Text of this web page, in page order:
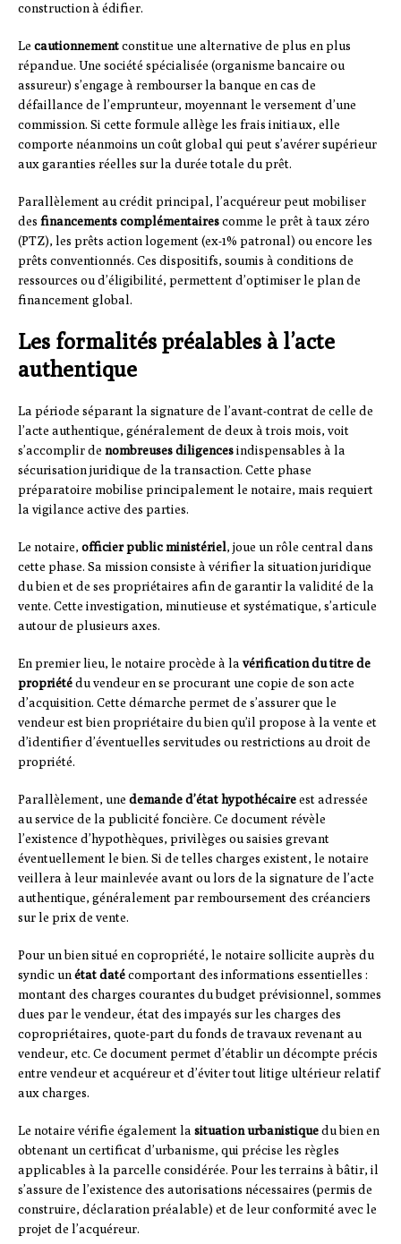
construction à édifier.
Le cautionnementconstitue une alternative de plus en plus
répandue. Une société spécialisée (organisme bancaire ou
assureur) s’engage à rembourser la banque en cas de
défaillance de l’emprunteur, moyennant le versement d’une
commission. Si cette formule allège les frais initiaux, elle
comporte néanmoins un coût global qui peut s’avérer supérieur
aux garanties réelles sur la durée totale du prêt.
Parallèlement au crédit principal, l’acquéreur peut mobiliser
des financements complémentairescomme le prêt à taux zéro
(PTZ), les prêts action logement (ex-1% patronal) ou encore les
prêts conventionnés. Ces dispositifs, soumis à conditions de
ressources ou d’éligibilité, permettent d’optimiser le plan de
financement global.
Les formalités préalables à l’acte
authentique
La période séparant la signature de l’avant-contrat de celle de
l’acte authentique, généralement de deux à trois mois, voit
s’accomplir de nombreuses diligencesindispensables à la
sécurisation juridique de la transaction. Cette phase
préparatoire mobilise principalement le notaire, mais requiert
la vigilance active des parties.
Le notaire, officier public ministériel, joue un rôle central dans
cette phase. Sa mission consiste à vérifier la situation juridique
du bien et de ses propriétaires afin de garantir la validité de la
vente. Cette investigation, minutieuse et systématique, s’articule
autour de plusieurs axes.
En premier lieu, le notaire procède à la vérification du titre de
propriétédu vendeur en se procurant une copie de son acte
d’acquisition. Cette démarche permet de s’assurer que le
vendeur est bien propriétaire du bien qu’il propose à la vente et
d’identifier d’éventuelles servitudes ou restrictions au droit de
propriété.
Parallèlement, une demande d’état hypothécaireest adressée
au service de la publicité foncière. Ce document révèle
l’existence d’hypothèques, privilèges ou saisies grevant
éventuellement le bien. Si de telles charges existent, le notaire
veillera à leur mainlevée avant ou lors de la signature de l’acte
authentique, généralement par remboursement des créanciers
sur le prix de vente.
Pour un bien situé en copropriété, le notaire sollicite auprès du
syndic unétat datécomportant des informations essentielles :
montant des charges courantes du budget prévisionnel, sommes
dues par le vendeur, état des impayés sur les charges des
copropriétaires, quote-part du fonds de travaux revenant au
vendeur, etc. Ce document permet d’établir un décompte précis
entre vendeur et acquéreur et d’éviter tout litige ultérieur relatif
aux charges.
Le notaire vérifie également la situation urbanistiquedu bien en
obtenant un certificat d’urbanisme, qui précise les règles
applicables à la parcelle considérée. Pour les terrains à bâtir, il
s’assure de l’existence des autorisations nécessaires (permis de
construire, déclaration préalable) et de leur conformité avec le
projet de l’acquéreur.